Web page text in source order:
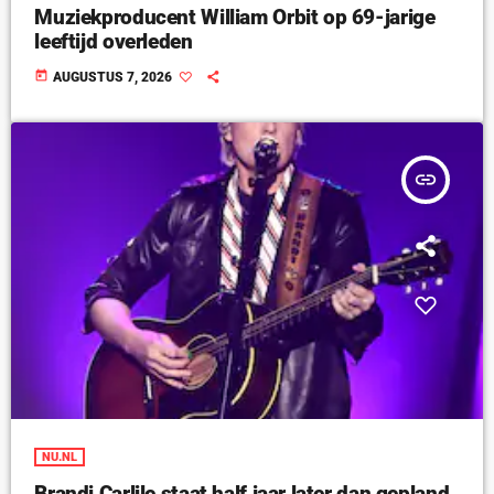
Muziekproducent William Orbit op 69-jarige
leeftijd overleden
today AUGUSTUS 7, 2026
insert_link
NU.NL